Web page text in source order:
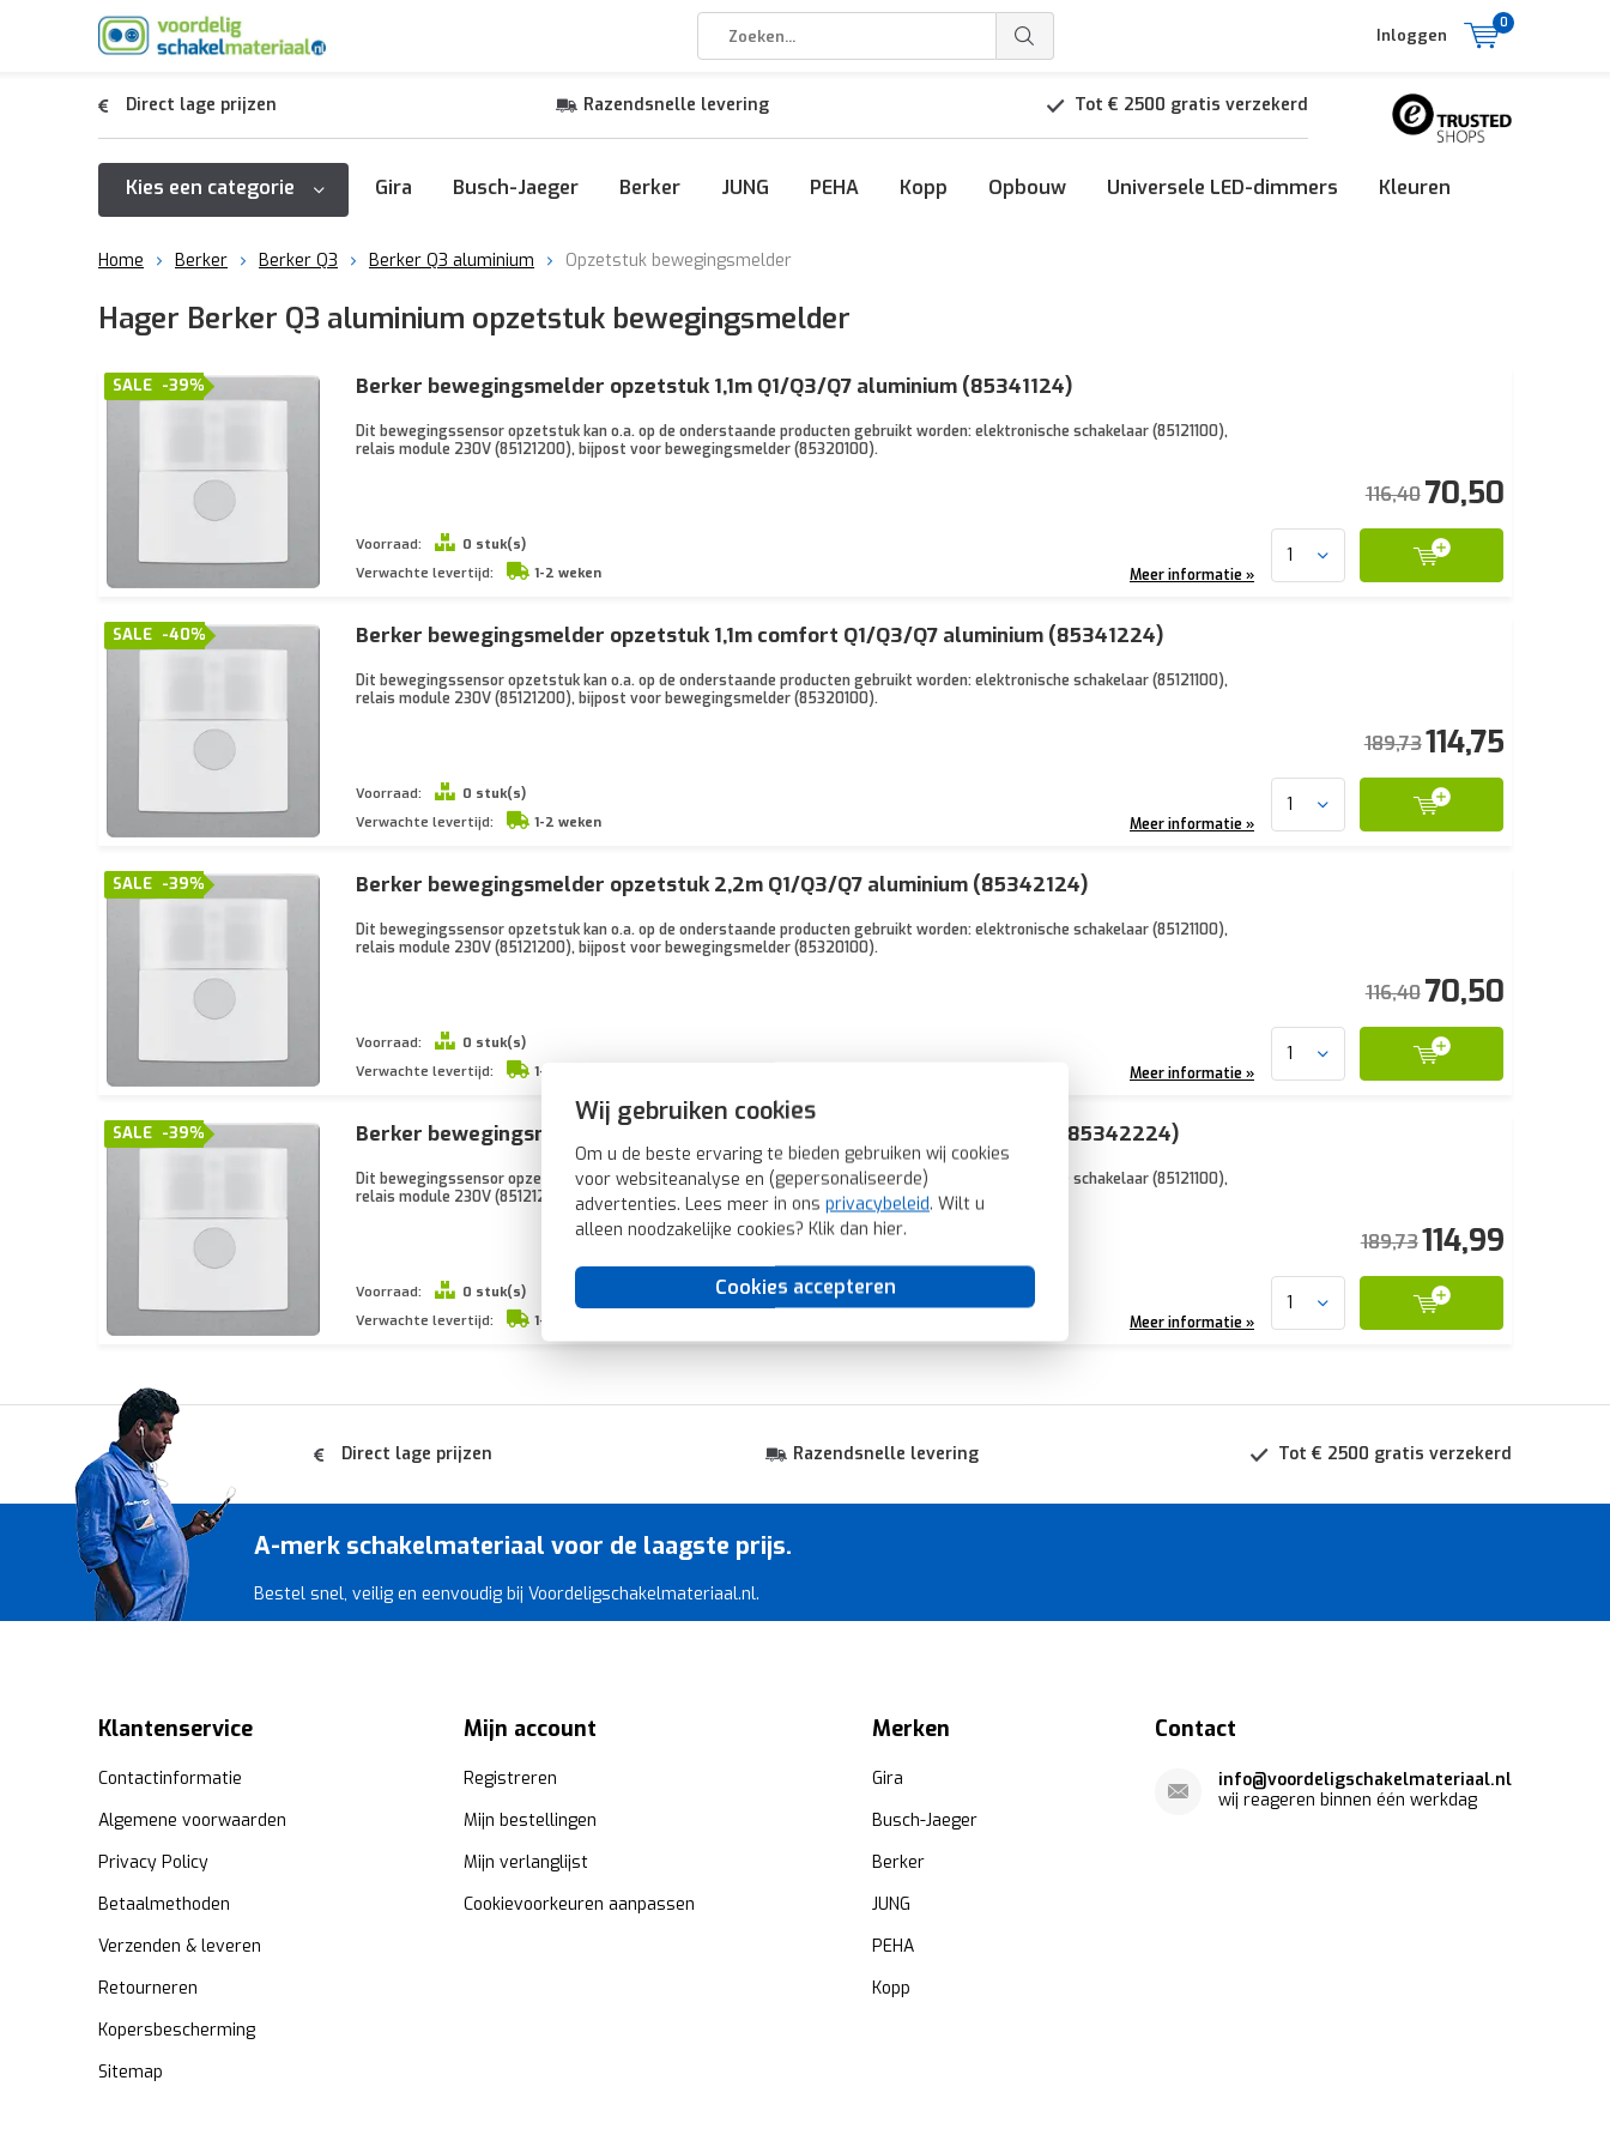
Wij gebruiken cookies
Om u de beste ervaring te bieden gebruiken wij cookies
voor websiteanalyse en (gepersonaliseerde)
advertenties. Lees meer in ons privacybeleid. Wilt u
alleen noodzakelijke cookies? Klik dan hier.
Cookies accepteren
Inloggen
0
Direct lage prijzen Razendsnelle levering Tot € 2500 gratis verzekerd
Kies een categorie Gira Busch-Jaeger Berker JUNG PEHA Kopp Opbouw Universele LED-dimmers Kleuren
Home Berker Berker Q3 Berker Q3 aluminium Opzetstuk bewegingsmelder
Hager Berker Q3 aluminium opzetstuk bewegingsmelder
-39%
SALE Berker bewegingsmelder opzetstuk 1,1m Q1/Q3/Q7 aluminium (85341124)
Dit bewegingssensor opzetstuk kan o.a. op de onderstaande producten gebruikt worden: elektronische schakelaar (85121100),
relais module 230V (85121200), bijpost voor bewegingsmelder (85320100).
Voorraad:
0 stuk(s)
Verwachte levertijd:
1-2 weken
116,4070,50
Meer informatie »
-40%
SALE Berker bewegingsmelder opzetstuk 1,1m comfort Q1/Q3/Q7 aluminium (85341224)
Dit bewegingssensor opzetstuk kan o.a. op de onderstaande producten gebruikt worden: elektronische schakelaar (85121100),
relais module 230V (85121200), bijpost voor bewegingsmelder (85320100).
Voorraad:
0 stuk(s)
Verwachte levertijd:
1-2 weken
189,73114,75
Meer informatie »
-39%
SALE Berker bewegingsmelder opzetstuk 2,2m Q1/Q3/Q7 aluminium (85342124)
Dit bewegingssensor opzetstuk kan o.a. op de onderstaande producten gebruikt worden: elektronische schakelaar (85121100),
relais module 230V (85121200), bijpost voor bewegingsmelder (85320100).
Voorraad:
0 stuk(s)
Verwachte levertijd:
1-2 weken
116,4070,50
Meer informatie »
-39%
SALE Berker bewegingsmelder opzetstuk 2,2m comfort Q1/Q3/Q7 aluminium (85342224)
Dit bewegingssensor opzetstuk kan o.a. op de onderstaande producten gebruikt worden: elektronische schakelaar (85121100),
relais module 230V (85121200), bijpost voor bewegingsmelder (85320100).
Voorraad:
0 stuk(s)
Verwachte levertijd:
1-2 weken
189,73114,99
Meer informatie »
Direct lage prijzen Razendsnelle levering Tot € 2500 gratis verzekerd
A-merk schakelmateriaal voor de laagste prijs.
Bestel snel, veilig en eenvoudig bij Voordeligschakelmateriaal.nl.
Klantenservice
Contactinformatie
Algemene voorwaarden
Privacy Policy
Betaalmethoden
Verzenden & leveren
Retourneren
Kopersbescherming
Sitemap
Mijn account
Registreren
Mijn bestellingen
Mijn verlanglijst
Cookievoorkeuren aanpassen
Merken
Gira
Busch-Jaeger
Berker
JUNG
PEHA
Kopp
Contact
info@voordeligschakelmateriaal.nl
wij reageren binnen één werkdag